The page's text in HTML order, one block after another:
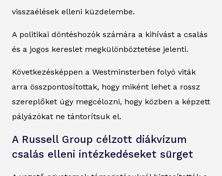
visszaélések elleni küzdelembe.
A politikai döntéshozók számára a kihívást a csalás
és a jogos kereslet megkülönböztetése jelenti.
Következésképpen a Westminsterben folyó viták
arra összpontosítottak, hogy miként lehet a rossz
szereplőket úgy megcélozni, hogy közben a képzett
pályázókat ne tántorítsuk el.
A Russell Group célzott diákvízum
csalás elleni intézkedéseket sürget